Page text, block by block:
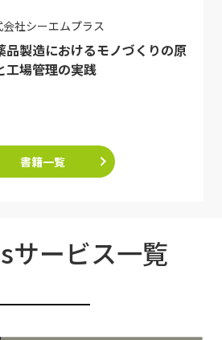
会社シーエムプラス
品製造におけるモノづくりの原
工場管理の実践
書籍一覧
サービス一覧